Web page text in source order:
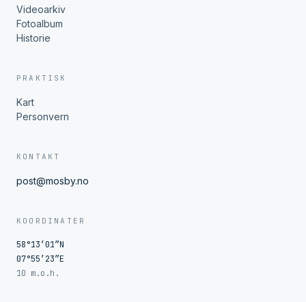
Videoarkiv
Fotoalbum
Historie
PRAKTISK
Kart
Personvern
KONTAKT
post@mosby.no
KOORDINATER
58°13′01″N
07°55′23″E
10 m.o.h.